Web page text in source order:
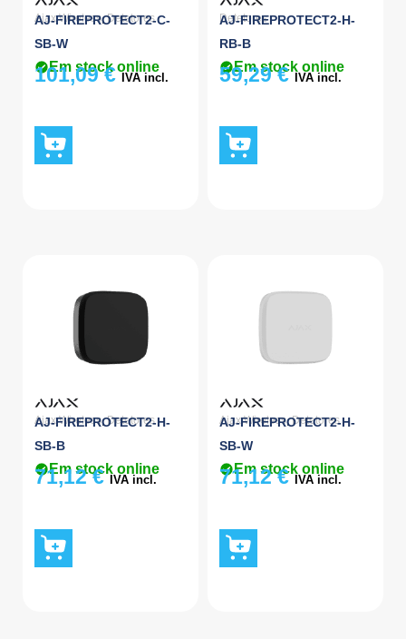
Ajax Wireless,Detetores
AJ-FIREPROTECT2-C-
SB-W
Em stock online
101,09€ IVA incl.
Detetores
AJ-FIREPROTECT2-H-
RB-B
Em stock online
59,29€ IVA incl.
Ajax Wireless,Detetores
AJ-FIREPROTECT2-H-
SB-B
Em stock online
71,12€ IVA incl.
Ajax Wireless,Detetores
AJ-FIREPROTECT2-H-
SB-W
Em stock online
71,12€ IVA incl.